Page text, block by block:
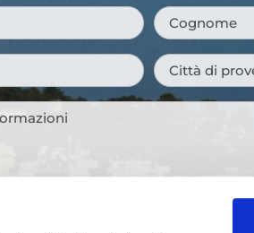
Cognome *
Città
di